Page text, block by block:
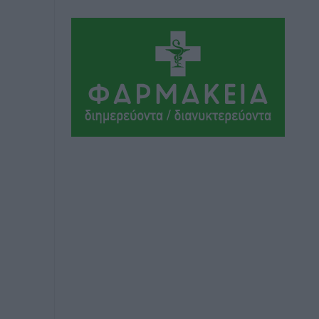
Πολιτιστικά• πριν 1 ώρα
Την άρση των εμποδίων για την άμεση
σταθμού στην Κάσο, ζητά ο Μάνος
Κόνσολας
Τοπικές Ειδήσεις• πριν 2 ώρες